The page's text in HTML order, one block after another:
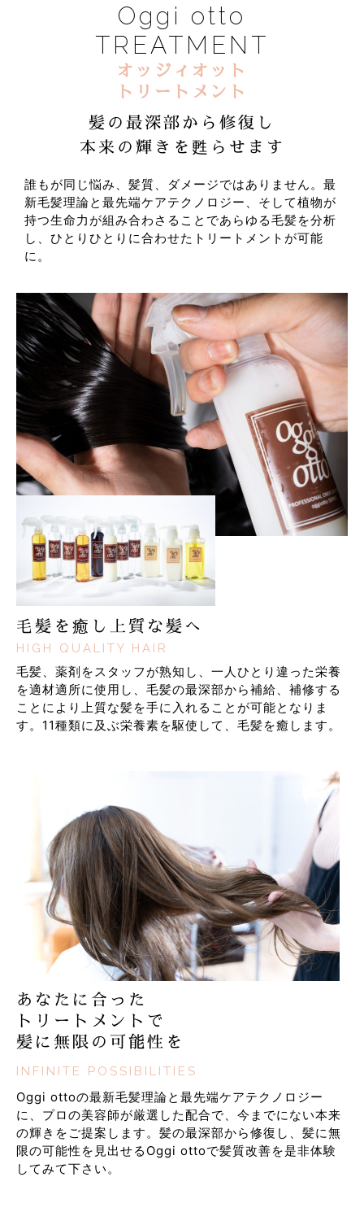
Oggi otto
TREATMENT
オッジィオット
トリートメント
髪の最深部から修復し
本来の輝きを甦らせます
誰もが同じ悩み、髪質、ダメージではありません。最
新毛髪理論と最先端ケアテクノロジー、そして植物が
持つ生命力が組み合わさることであらゆる毛髪を分析
し、ひとりひとりに合わせたトリートメントが可能
に。
毛髪を癒し上質な髪へ
HIGH QUALITY HAIR
毛髪、薬剤をスタッフが熟知し、一人ひとり違った栄養
を適材適所に使用し、毛髪の最深部から補給、補修する
ことにより上質な髪を手に入れることが可能となりま
す。11種類に及ぶ栄養素を駆使して、毛髪を癒します。
あなたに合った
トリートメントで
髪に無限の可能性を
INFINITE POSSIBILITIES
Oggi ottoの最新毛髪理論と最先端ケアテクノロジー
に、プロの美容師が厳選した配合で、今までにない本来
の輝きをご提案します。髪の最深部から修復し、髪に無
限の可能性を見出せるOggi ottoで髪質改善を是非体験
してみて下さい。